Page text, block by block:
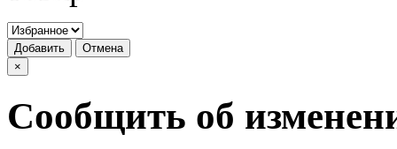
Добавить
Отмена
×
Сообщить об